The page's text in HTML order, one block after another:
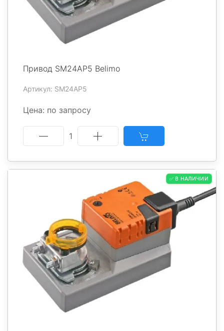
Привод SM24AP5 Belimo
Артикул: SM24AP5
Цена: по запросу
1
✅ В НАЛИЧИИ